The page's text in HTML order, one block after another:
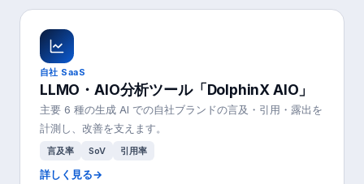
自社 SaaS
LLMO・AIO分析ツール「DolphinX AIO」
主要 6 種の生成 AI での自社ブランドの言及・引用・露出を
計測し、改善を支えます。
言及率 SoV 引用率
詳しく見る→